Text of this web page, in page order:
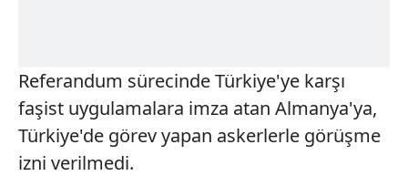
Referandum sürecinde Türkiye'ye karşı
faşist uygulamalara imza atan Almanya'ya,
Türkiye'de görev yapan askerlerle görüşme
izni verilmedi.